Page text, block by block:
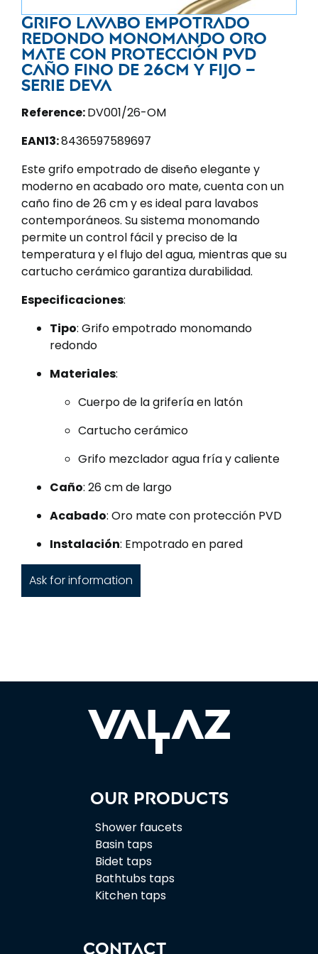
Grifo lavabo empotrado
redondo monomando oro
mate con protección PVD
caño fino de 26cm y fijo –
Serie Deva
Reference:DV001/26-OM
EAN13:8436597589697
Este grifo empotrado de diseño elegante y
moderno en acabado oro mate, cuenta con un
caño fino de 26 cm y es ideal para lavabos
contemporáneos. Su sistema monomando
permite un control fácil y preciso de la
temperatura y el flujo del agua, mientras que su
cartucho cerámico garantiza durabilidad.
Especificaciones:
Tipo: Grifo empotrado monomando
redondo
Materiales:
Cuerpo de la grifería en latón
Cartucho cerámico
Grifo mezclador agua fría y caliente
Caño: 26 cm de largo
Acabado: Oro mate con protección PVD
Instalación: Empotrado en pared
Ask for information
Our products
Shower faucets
Basin taps
Bidet taps
Bathtubs taps
Kitchen taps
CONTACT